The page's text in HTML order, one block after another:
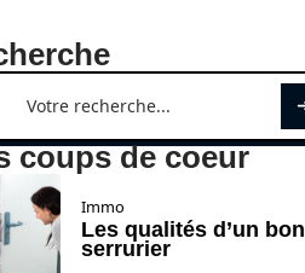
coups de coeur
Immo
Les qualités d’un bon
serrurier